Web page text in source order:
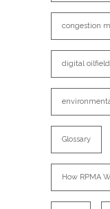
congestion
digital oilfield
Glossary
How RPMA